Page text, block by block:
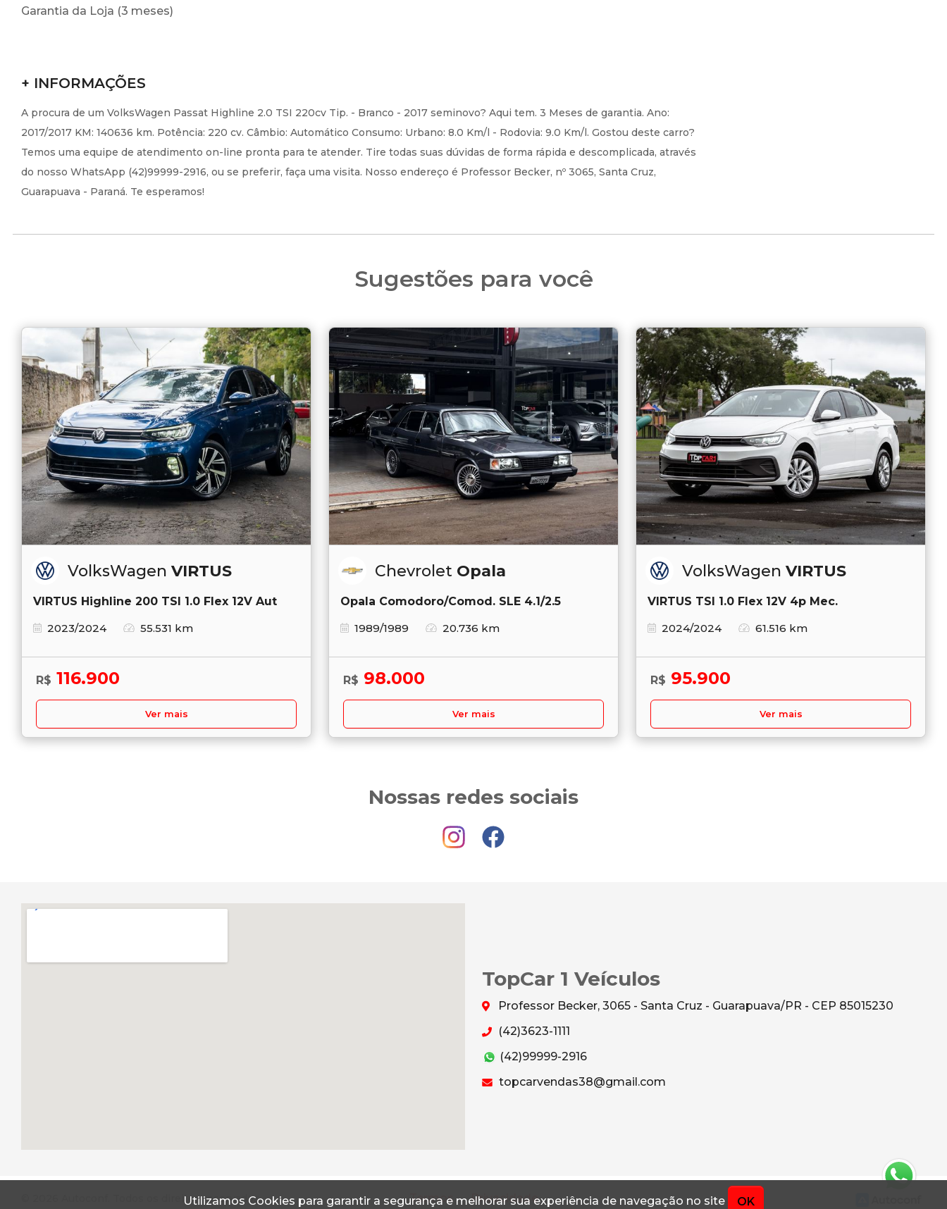
Utilizamos Cookies para garantir a segurança e melhorar sua experiência de navegação no site OK
Garantia da Loja (3 meses)
+ INFORMAÇÕES
A procura de um VolksWagen Passat Highline 2.0 TSI 220cv Tip. - Branco - 2017 seminovo? Aqui tem. 3 Meses de garantia. Ano:
2017/2017 KM: 140636 km. Potência: 220 cv. Câmbio: Automático Consumo: Urbano: 8.0 Km/l - Rodovia: 9.0 Km/l. Gostou deste carro?
Temos uma equipe de atendimento on-line pronta para te atender. Tire todas suas dúvidas de forma rápida e descomplicada, através
do nosso WhatsApp (42)99999-2916, ou se preferir, faça uma visita. Nosso endereço é Professor Becker, nº 3065, Santa Cruz,
Guarapuava - Paraná. Te esperamos!
Sugestões para você
VolksWagen VIRTUS
VIRTUS Highline 200 TSI 1.0 Flex 12V Aut
2023/2024
55.531 km
R$ 116.900
Ver mais
Chevrolet Opala
Opala Comodoro/Comod. SLE 4.1/2.5
1989/1989
20.736 km
R$ 98.000
Ver mais
VolksWagen VIRTUS
VIRTUS TSI 1.0 Flex 12V 4p Mec.
2024/2024
61.516 km
R$ 95.900
Ver mais
Nossas redes sociais
TopCar 1 Veículos
Professor Becker, 3065 - Santa Cruz - Guarapuava/PR - CEP 85015230
(42)3623-1111
(42)99999-2916
topcarvendas38@gmail.com
© 2026 Autoconf. Todos os direitos reservados. Termos Privacidade